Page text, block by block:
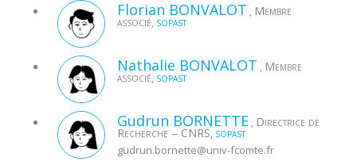
Florian BONVALOT Membre
associé SOPAST
Nathalie BONVALOT Membre
associé SOPAST
Gudrun BORNETTE Directrice de
Recherche – CNRS SOPAST
gudrun.bornette@univ-fcomte.fr